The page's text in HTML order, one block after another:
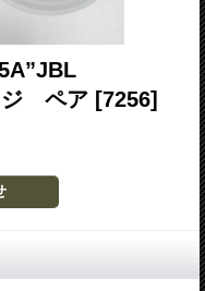
ジ ペア [7256]